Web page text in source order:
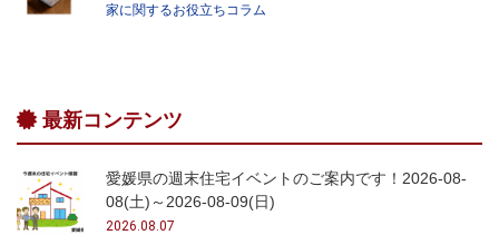
家に関するお役立ちコラム
最新コンテンツ
愛媛県の週末住宅イベントのご案内です！2026-08-
08(土)～2026-08-09(日)
2026.08.07